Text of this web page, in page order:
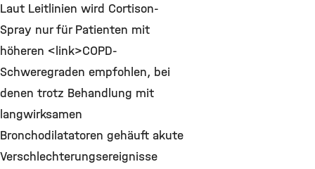
Laut Leitlinien wird Cortison-
Spray nur für Patienten mit
höheren <link>COPD-
Schweregraden empfohlen, bei
denen trotz Behandlung mit
langwirksamen
Bronchodilatatoren gehäuft akute
Verschlechterungsereignisse